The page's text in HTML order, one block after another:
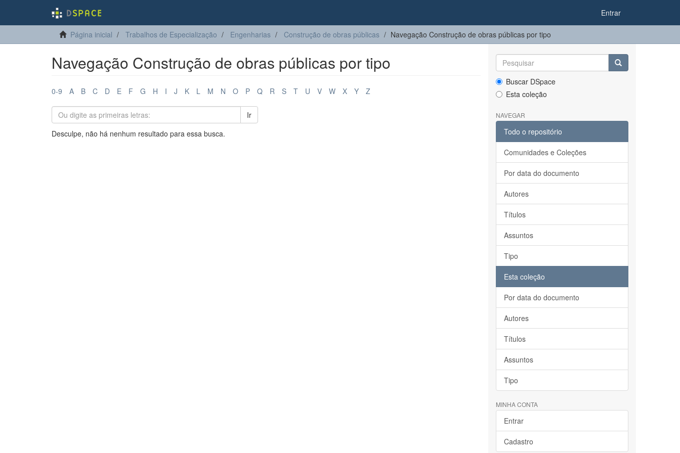
Entrar
Página inicial Trabalhos de Especialização Engenharias Construção de obras públicas Navegação Construção de obras públicas por tipo
Navegação Construção de obras públicas por tipo
0-9 A B C D E F G H I J K L M N O P Q R S T U V W X Y Z
Ir
Desculpe, não há nenhum resultado para essa busca.
Buscar DSpace
Esta coleção
NAVEGAR
Todo o repositório
Comunidades e Coleções
Por data do documento
Autores
Títulos
Assuntos
Tipo
Esta coleção
Por data do documento
Autores
Títulos
Assuntos
Tipo
MINHA CONTA
Entrar
Cadastro